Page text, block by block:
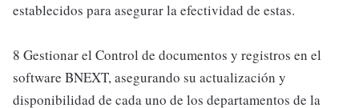
establecidos para asegurar la efectividad de estas.
8 Gestionar el Control de documentos y registros en el
software BNEXT, asegurando su actualización y
disponibilidad de cada uno de los departamentos de la